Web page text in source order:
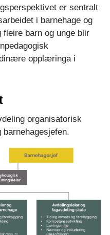
er sentralt
i barnehage og
barn og unge blir
opplæringa i
organisatorisk